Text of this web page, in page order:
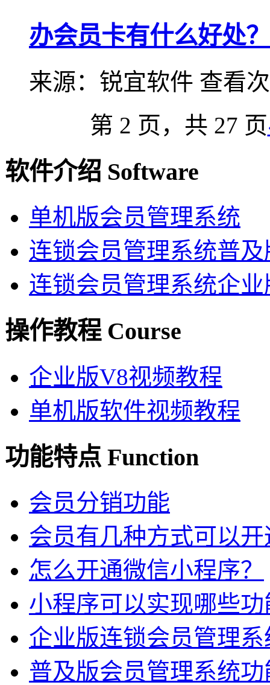
办会员卡有什么好处？
来源： 锐宜软件 查看
第 2 页，共 27 页
软件介绍 Software
单机版会员管理系统
连锁会员管理系统普及
连锁会员管理系统企
操作教程 Course
企业版V8视频教程
单机版软件视频教程
功能特点 Function
会员分销功能
会员有几种方式可以开
怎么开通微信小程序？
小程序可以实现哪些功
企业版连锁会员管理
普及版会员管理系统功